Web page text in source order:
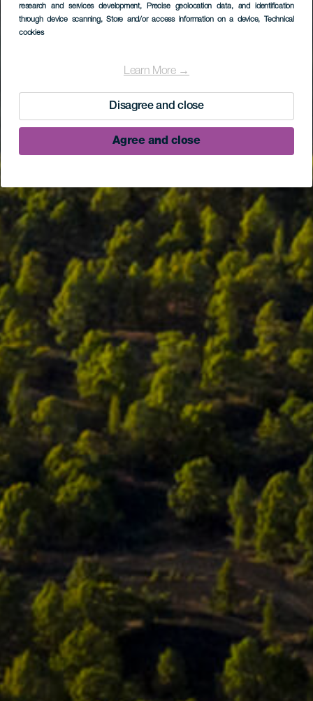
research and services development, Precise geolocation data, and identification
through device scanning, Store and/or access information on a device, Technical
cookies
Learn More →
Disagree and close
Agree and close